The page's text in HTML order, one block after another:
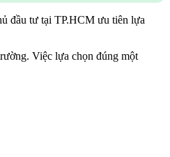
đầu tư tại TP.HCM ưu tiên lựa
Việc lựa chọn đúng một